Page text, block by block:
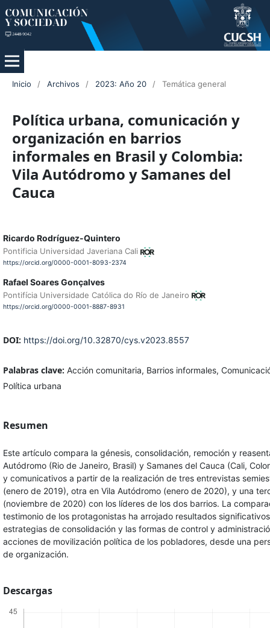
Inicio / Archivos / 2023: Año 20 / Temática general
Política urbana, comunicación y
organización en barrios
informales en Brasil y Colombia:
Vila Autódromo y Samanes del
Cauca
Ricardo Rodríguez-Quintero
Pontificia Universidad Javeriana Cali
https://orcid.org/0000-0001-8093-2374
Rafael Soares Gonçalves
Pontifícia Universidade Católica do Río de Janeiro
https://orcid.org/0000-0001-8887-8931
DOI: https://doi.org/10.32870/cys.v2023.8557
Palabras clave: Acción comunitaria, Barrios informales,
Política urbana
Resumen
Este artículo compara la génesis, consolidación, remoción y
Autódromo (Rio de Janeiro, Brasil) y Samanes del Cauca (Cali,
y comunicativos a partir de la realización de tres entrevistas
(enero de 2019), otra en Vila Autódromo (enero de 2020), y una
(noviembre de 2020) con los líderes de los dos barrios. La
testimonio de los protagonistas ha arrojado resultados
estrategias de consolidación y las formas de control y
acciones de movilización política de los pobladores, desde una
de organización.
Descargas